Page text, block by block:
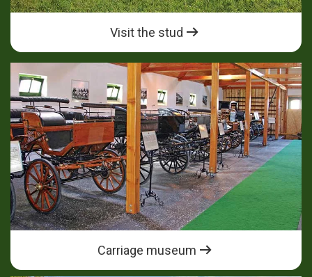
Visit the stud
Carriage museum